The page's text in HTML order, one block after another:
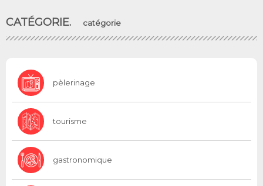
CATÉGORIE. catégorie
pèlerinage
tourisme
gastronomique